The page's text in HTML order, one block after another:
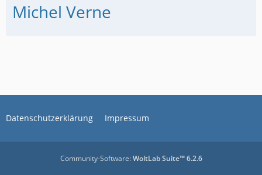
Michel Verne
Datenschutzerklärung Impressum
Community-Software:WoltLab Suite™ 6.2.6